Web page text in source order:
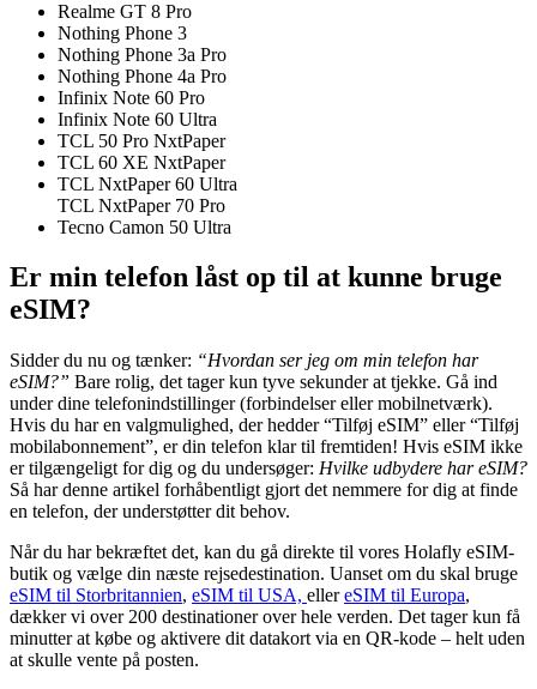
Realme GT 8 Pro
Nothing Phone 3
Nothing Phone 3a Pro
Nothing Phone 4a Pro
Infinix Note 60 Pro
Infinix Note 60 Ultra
TCL 50 Pro NxtPaper
TCL 60 XE NxtPaper
TCL NxtPaper 60 Ultra
TCL NxtPaper 70 Pro
Tecno Camon 50 Ultra
Er min telefon låst op til at kunne bruge
eSIM?
Sidder du nu og tænker: “Hvordan ser jeg om min telefon har
eSIM?” Bare rolig, det tager kun tyve sekunder at tjekke. Gå ind
under dine telefonindstillinger (forbindelser eller mobilnetværk).
Hvis du har en valgmulighed, der hedder “Tilføj eSIM” eller “Tilføj
mobilabonnement”, er din telefon klar til fremtiden! Hvis eSIM ikke
er tilgængeligt for dig og du undersøger: Hvilke udbydere har eSIM?
Så har denne artikel forhåbentligt gjort det nemmere for dig at finde
en telefon, der understøtter dit behov.
Når du har bekræftet det, kan du gå direkte til vores Holafly eSIM-
butik og vælge din næste rejsedestination. Uanset om du skal bruge
eSIM til Storbritannien, eSIM til USA, ellereSIM til Europa,
dækker vi over 200 destinationer over hele verden. Det tager kun få
minutter at købe og aktivere dit datakort via en QR-kode – helt uden
at skulle vente på posten.